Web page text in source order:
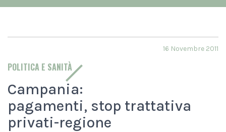
POLITICA E SANITÀ
16 Novembre 2011
Campania:
pagamenti, stop trattativa
privati-regione